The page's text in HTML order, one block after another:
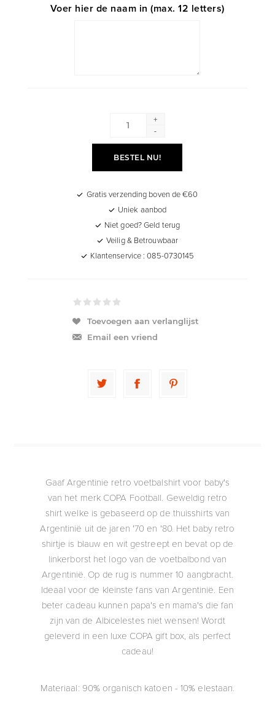
Voer hier de naam in (max. 12 letters)
+
-
BESTEL NU!
Gratis verzending boven de €60
Uniek aanbod
Niet goed? Geld terug
Veilig & Betrouwbaar
Klantenservice : 085-0730145
Toevoegen aan verlanglijst
Email een vriend
Gaaf Argentinie retro voetbalshirt voor baby's
van het merk COPA Football. Geweldig retro
shirt welke is gebaseerd op de thuisshirts van
Argentinië uit de jaren '70 en '80. Het baby retro
shirtje is blauw en wit gestreept en bevat op de
linkerborst het logo van de voetbalbond van
Argentinië. Op de rug is nummer 10 aangbracht.
Ideaal voor de kleinste fans van Argentinië. Een
beter cadeau kunnen papa's en mama's die fan
zijn van de Albicelestes niet wensen! Wordt
geleverd in een luxe COPA gift box, als perfect
cadeau!
Materiaal: 90% organisch katoen - 10% elestaan.